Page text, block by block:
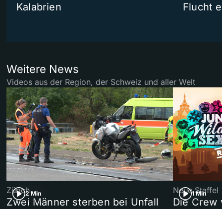
Kalabrien
Flucht
Weitere News
Videos aus der Region, der Schweiz und aller Welt
2 Min
Zürich
Zwei Männer sterben bei Unfall
1 Min
Neue Staffel
Die Crew